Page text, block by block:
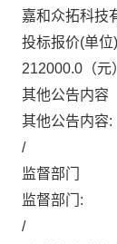
嘉和众拓科技
投标报价(单位
212000.0 （元
其他公告内容
其他公告内容:
/
监督部门
监督部门:
/